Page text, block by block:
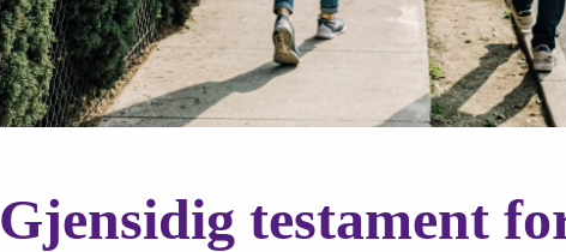
Gjensidig testament